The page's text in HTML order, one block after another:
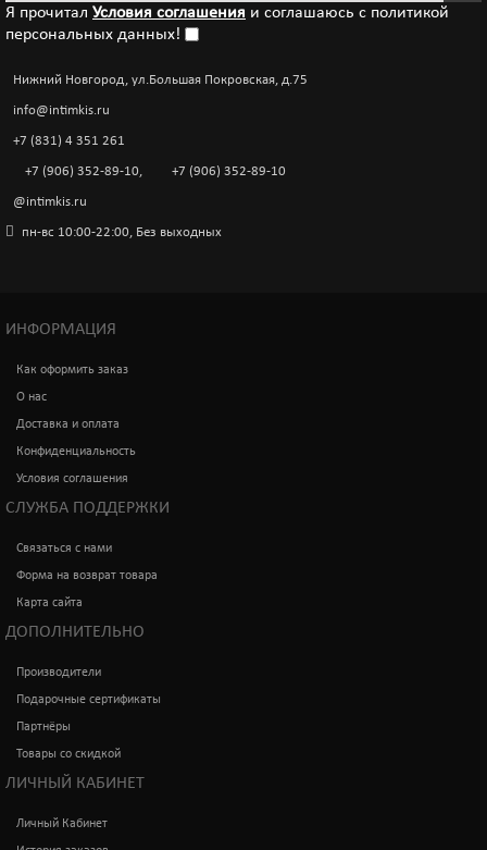
Я прочитал Условия соглашения и соглашаюсь с политикой
персональных данных!
Нижний Новгород, ул.Большая Покровская, д.75
info@intimkis.ru
+7 (831) 4 351 261
+7 (906) 352-89-10 +7 (906) 352-89-10
@intimkis.ru
пн-вс 10:00-22:00, Без выходных
ИНФОРМАЦИЯ
Как оформить заказ
О нас
Доставка и оплата
Конфиденциальность
Условия соглашения
СЛУЖБА ПОДДЕРЖКИ
Связаться с нами
Форма на возврат товара
Карта сайта
ДОПОЛНИТЕЛЬНО
Производители
Подарочные сертификаты
Партнёры
Товары со скидкой
ЛИЧНЫЙ КАБИНЕТ
Личный Кабинет